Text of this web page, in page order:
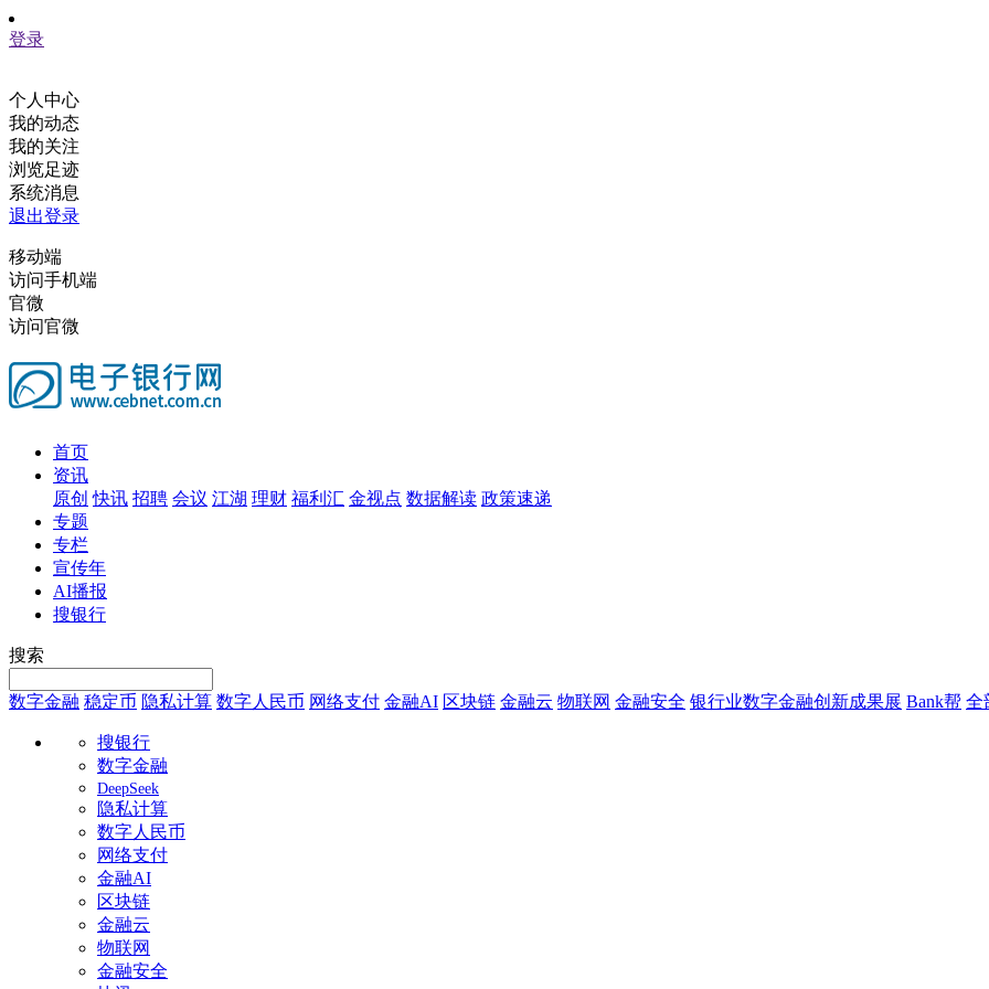
登录
个人中心
我的动态
我的关注
浏览足迹
系统消息
退出登录
移动端
访问手机端
官微
访问官微
首页
资讯
原创 快讯 招聘 会议 江湖 理财 福利汇 金视点 数据解读 政策速递
专题
专栏
宣传年
AI播报
搜银行
搜索
数字金融 稳定币 隐私计算 数字人民币 网络支付 金融AI 区块链 金融云 物联网 金融安全 银行业数字金融创新成果展 Bank帮 全
搜银行
数字金融
DeepSeek
隐私计算
数字人民币
网络支付
金融AI
区块链
金融云
物联网
金融安全